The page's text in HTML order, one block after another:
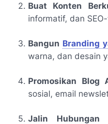
Buat Konten
informatif, dan
Bangun Branding
warna, dan desain
Promosikan Blog
sosial, email
Jalin Hubungan